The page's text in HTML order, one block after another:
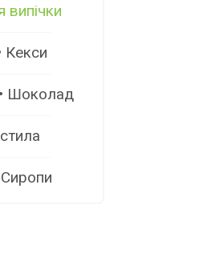
Кекси
Шоколад